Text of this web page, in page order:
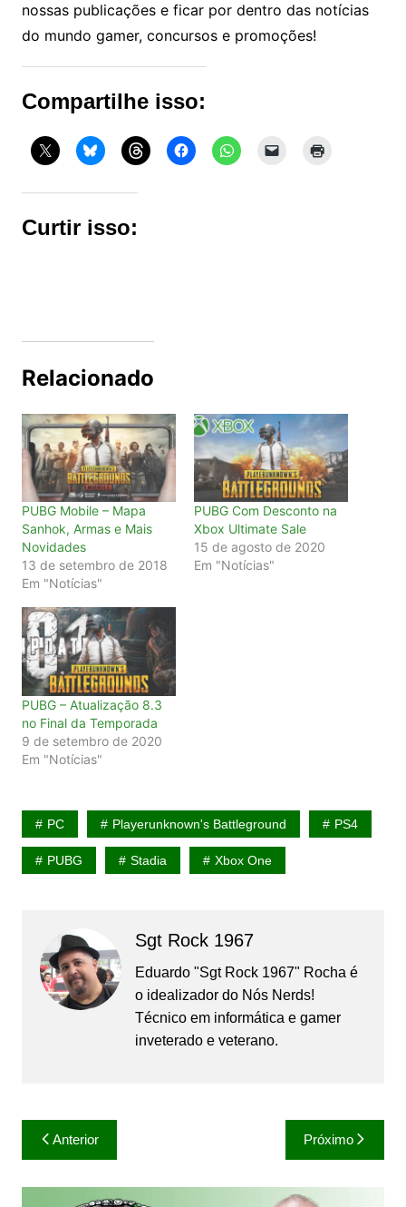
nossas publicações e ficar por dentro das notícias
do mundo gamer, concursos e promoções!
Compartilhe isso:
Curtir isso:
Relacionado
PUBG Mobile – Mapa
Sanhok, Armas e Mais
Novidades
13 de setembro de 2018
Em "Notícias"
PUBG Com Desconto na
Xbox Ultimate Sale
15 de agosto de 2020
Em "Notícias"
PUBG – Atualização 8.3
no Final da Temporada
9 de setembro de 2020
Em "Notícias"
PC Playerunknown's Battleground PS4
PUBG Stadia Xbox One
Sgt Rock 1967
Eduardo "Sgt Rock 1967" Rocha é
o idealizador do Nós Nerds!
Técnico em informática e gamer
inveterado e veterano.
Navegação
de
Post
Anterior Próximo